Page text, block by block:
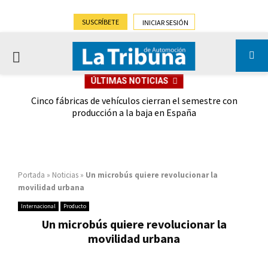
SUSCRÍBETE INICIAR SESIÓN
PRIMARY
ÚLTIMAS NOTICIAS
Cinco fábricas de vehículos cierran el semestre con
producción a la baja en España
Portada » Noticias » Un microbús quiere revolucionar la
movilidad urbana
Internacional Producto
Un microbús quiere revolucionar la
movilidad urbana